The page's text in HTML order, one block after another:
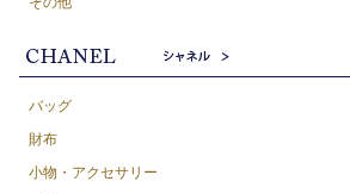
バッグ
財布
小物・アクセサリー